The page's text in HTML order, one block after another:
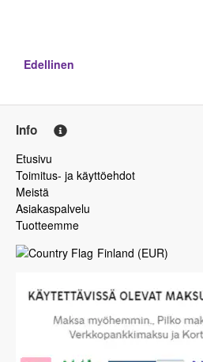
Edellinen
Info
Etusivu
Toimitus- ja käyttöehdot
Meistä
Asiakaspalvelu
Tuotteemme
Finland (EUR)